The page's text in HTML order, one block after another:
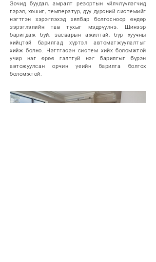
Зочид буудал, амралт резортын үйлчлүүлэгчид
гэрэл, хөшиг, температур, дуу дүрсний системийг
нэгтгэн хэрэглэхэд хялбар болгосноор өндөр
зэрэглэлийн тав тухыг мэдрүүлнэ. Шинээр
баригдаж буй, засварын ажилтай, бүр хуучны
хийцтэй барилгад хүртэл автоматжуулалтыг
хийж болно. Нэгтгэсэн систем хийх боломжтой
учир нэг өрөө гэлтгүй нэг барилгыг бүрэн
автожуулсан орчин үеийн барилга болгох
боломжтой.